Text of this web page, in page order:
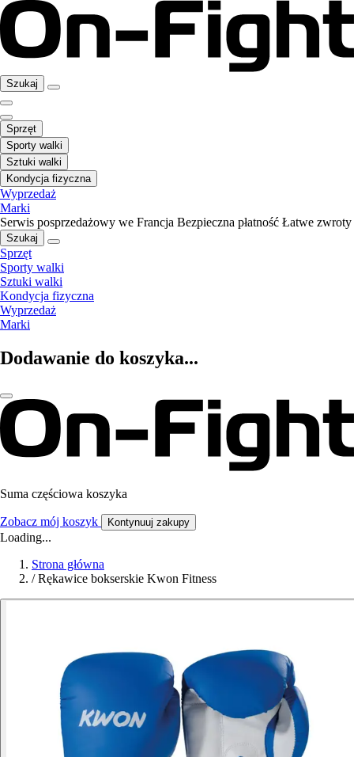
Szukaj
Sprzęt
Sporty walki
Sztuki walki
Kondycja fizyczna
Wyprzedaż
Marki
Serwis posprzedażowy we Francja Bezpieczna płatność Łatwe zwroty
Szukaj
Sprzęt
Sporty walki
Sztuki walki
Kondycja fizyczna
Wyprzedaż
Marki
Dodawanie do koszyka...
Suma częściowa koszyka
Zobacz mój koszyk Kontynuuj zakupy
Loading...
Strona główna
/ Rękawice bokserskie Kwon Fitness